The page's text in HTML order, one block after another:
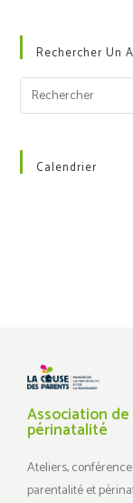
Rechercher Un
Calendrier
Association
périnatalité
Ateliers,
parentalité et